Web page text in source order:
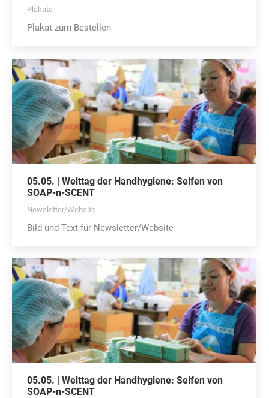
Plakate
Plakat zum Bestellen
05.05. | Welttag der Handhygiene: Seifen von
SOAP-n-SCENT
Newsletter/Website
Bild und Text für Newsletter/Website
05.05. | Welttag der Handhygiene: Seifen von
SOAP-n-SCENT